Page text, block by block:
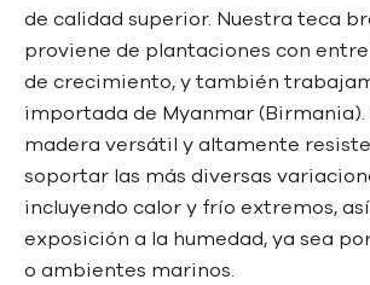
de calidad superior. Nuestra teca
proviene de plantaciones con entre
de crecimiento, y también
importada de Myanmar (Birmania).
madera versátil y altamente
soportar las más diversas
incluyendo calor y frío extremos,
exposición a la humedad, ya sea
o ambientes marinos.